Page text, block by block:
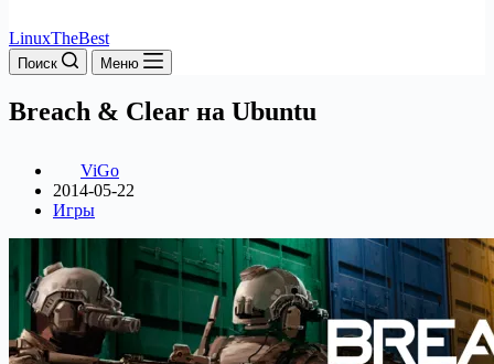
LinuxTheBest
Поиск Меню
Breach & Clear на Ubuntu
ViGo
2014-05-22
Игры